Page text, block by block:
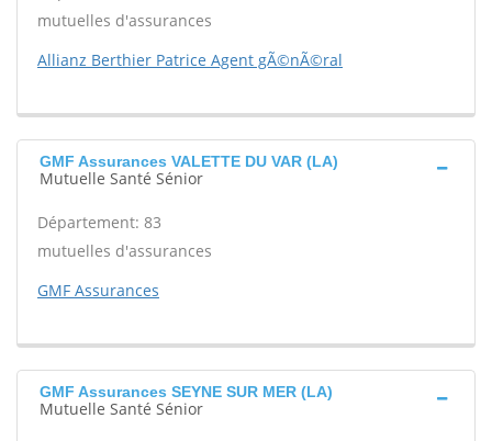
mutuelles d'assurances
Allianz Berthier Patrice Agent gÃ©nÃ©ral
GMF Assurances VALETTE DU VAR (LA)
Mutuelle Santé Sénior
Département: 83
mutuelles d'assurances
GMF Assurances
GMF Assurances SEYNE SUR MER (LA)
Mutuelle Santé Sénior